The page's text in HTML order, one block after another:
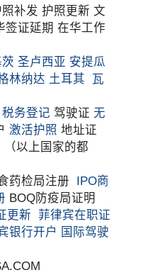
补发 护照更新 文
签证延期 在华工作
圣卢西亚 安提瓜
林纳达 土耳其
瓦
税务登记 驾驶证无
激活护照 地址证
（以上国家的都
药检局注册 IPO商
BOQ防疫局证明
更新
菲律宾在职证
银行开户
国际驾驶